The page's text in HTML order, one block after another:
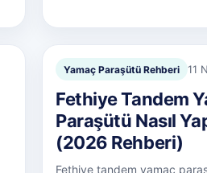
Yamaç Paraşütü Rehberi 11
Fethiye Tandem
Paraşütü Nasıl
(2026 Rehberi)
Fethiye tandem yamaç